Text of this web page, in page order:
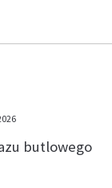
butlowego